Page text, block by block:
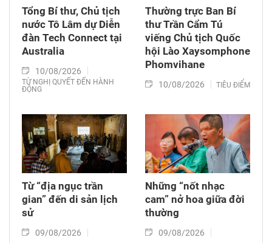
Tổng Bí thư, Chủ tịch
nước Tô Lâm dự Diễn
đàn Tech Connect tại
Australia
10/08/2026
TỪ NGHỊ QUYẾT ĐẾN HÀNH
ĐỘNG
Thường trực Ban Bí
thư Trần Cẩm Tú
viếng Chủ tịch Quốc
hội Lào Xaysomphone
Phomvihane
10/08/2026 TIÊU ĐIỂM
Từ “địa ngục trần
gian” đến di sản lịch
sử
09/08/2026
Những “nốt nhạc
cam” nở hoa giữa đời
thường
09/08/2026